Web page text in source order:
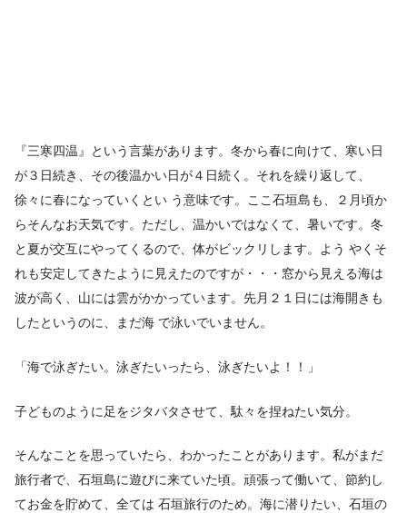
『三寒四温』という言葉があります。冬から春に向けて、寒い日
が３日続き、その後温かい日が４日続く。それを繰り返して、
徐々に春になっていくとい う意味です。ここ石垣島も、２月頃か
らそんなお天気です。ただし、温かいではなくて、暑いです。冬
と夏が交互にやってくるので、体がビックリします。よう やくそ
れも安定してきたように見えたのですが・・・窓から見える海は
波が高く、山には雲がかかっています。先月２１日には海開きも
したというのに、まだ海 で泳いでいません。
「海で泳ぎたい。泳ぎたいったら、泳ぎたいよ！！」
子どものように足をジタバタさせて、駄々を捏ねたい気分。
そんなことを思っていたら、わかったことがあります。私がまだ
旅行者で、石垣島に遊びに来ていた頃。頑張って働いて、節約し
てお金を貯めて、全ては 石垣旅行のため。海に潜りたい、石垣の